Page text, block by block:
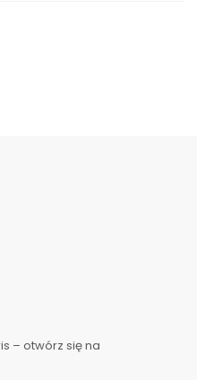
– otwórz się na